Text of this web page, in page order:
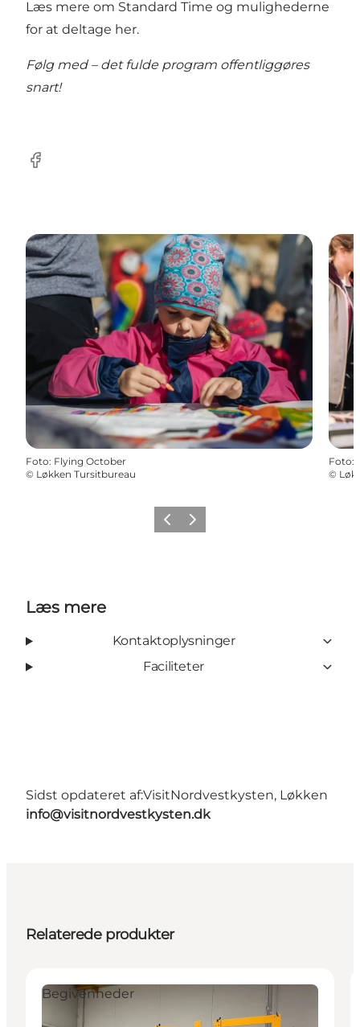
Læs mere om Standard Time og mulighederne
for at deltage her.
Følg med – det fulde program offentliggøres
snart!
Facebook
Foto: Flying October
© Løkken Tursitbureau
Foto:
©
ForrigeNæste
Læs mere
Kontaktoplysninger
Faciliteter
Sidst opdateret af:VisitNordvestkysten, Løkken
info@visitnordvestkysten.dk
Relaterede produkter
Begivenheder